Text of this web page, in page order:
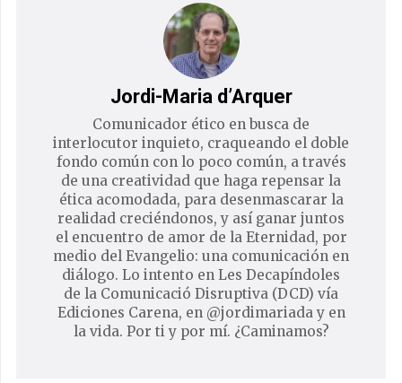
Jordi-Maria d’Arquer
Comunicador ético en busca de
interlocutor inquieto, craqueando el doble
fondo común con lo poco común, a través
de una creatividad que haga repensar la
ética acomodada, para desenmascarar la
realidad creciéndonos, y así ganar juntos
el encuentro de amor de la Eternidad, por
medio del Evangelio: una comunicación en
diálogo. Lo intento en Les Decapíndoles
de la Comunicació Disruptiva (DCD) vía
Ediciones Carena, en @jordimariada y en
la vida. Por ti y por mí. ¿Caminamos?